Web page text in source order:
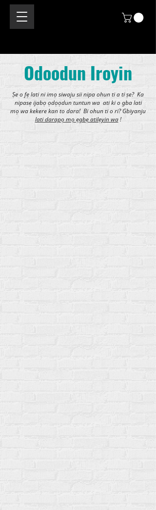
Odoodun Iroyin
Ṣe o fẹ lati ni imọ siwaju sii nipa ohun ti a ti ṣe? Ka
nipasẹ ijabọ ọdọọdun tuntun wa ati ki o gba lati
mọ wa kekere kan to dara! Bi ohun ti o ri? Gbiyanju
lati darapọ mọ ẹgbẹ atilẹyin wa!